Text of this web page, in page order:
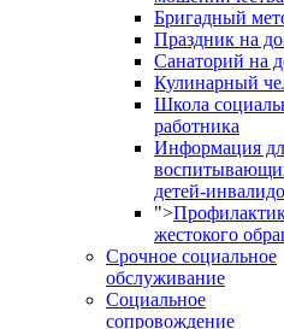
Бригадный
Праздник на
Санаторий на
Кулинарный
Школа
работника
Информация
детей-
">
жестокого
Срочное социальное
обслуживание
Социальное
сопровождение